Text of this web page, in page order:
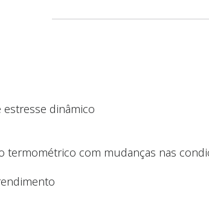
dinâmico
com mudanças nas